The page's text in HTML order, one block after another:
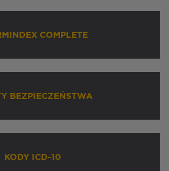
COMPLETE
BEZPIECZEŃSTWA
KODY ICD-10